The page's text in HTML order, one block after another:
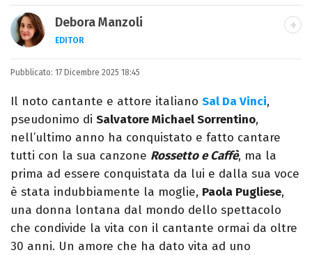
Debora Manzoli
EDITOR
LINKEDIN
INSTAGRAM FACEBOOK SITO
Scrittrice, copywriter, editor e pubblicista
mantovana, laureata in Lettere, Cinema e
Tv. Ha due libri all’attivo e ama la scrittura
alla follia.
Pubblicato: 17 Dicembre 2025 18:45
Il noto cantante e attore italiano Sal Da Vinci,
pseudonimo di Salvatore Michael Sorrentino,
nell’ultimo anno ha conquistato e fatto cantare
tutti con la sua canzone Rossetto e Caffè, ma la
prima ad essere conquistata da lui e dalla sua voce
è stata indubbiamente la moglie, Paola Pugliese,
una donna lontana dal mondo dello spettacolo
che condivide la vita con il cantante ormai da oltre
30 anni. Un amore che ha dato vita ad uno